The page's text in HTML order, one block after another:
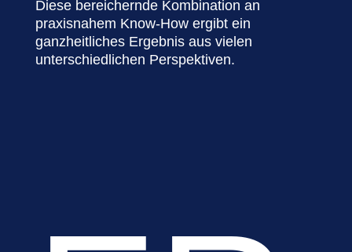
Diese bereichernde Kombination an
praxisnahem Know-How ergibt ein
ganzheitliches Ergebnis aus vielen
unterschiedlichen Perspektiven.